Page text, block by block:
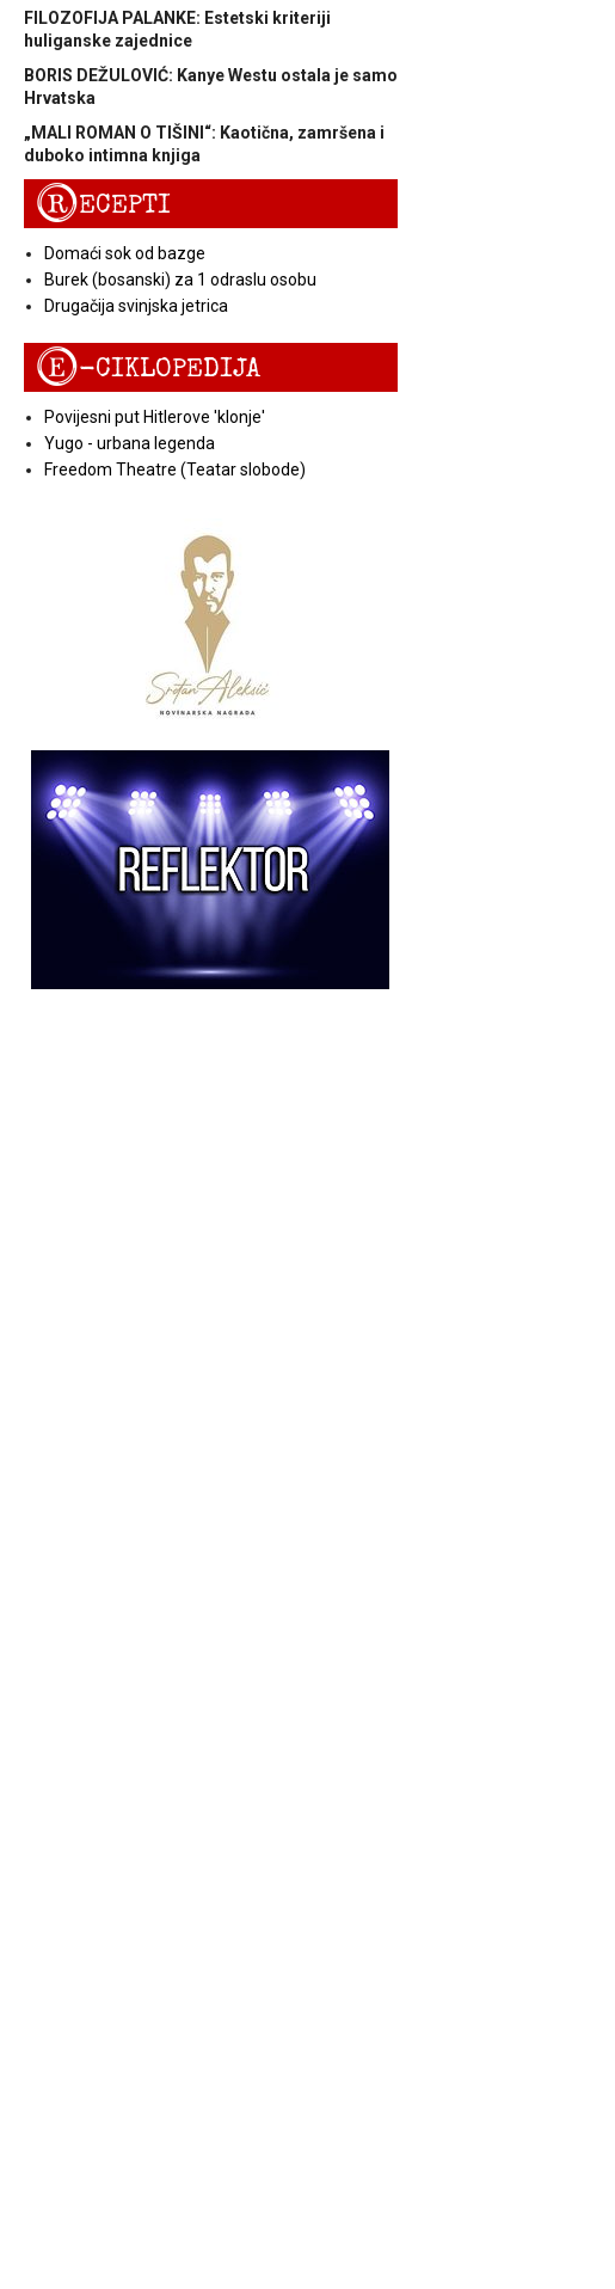
FILOZOFIJA PALANKE: Estetski kriteriji
huliganske zajednice
BORIS DEŽULOVIĆ: Kanye Westu ostala je samo
Hrvatska
„MALI ROMAN O TIŠINI“: Kaotična, zamršena i
duboko intimna knjiga
RECEPTI
Domaći sok od bazge
Burek (bosanski) za 1 odraslu osobu
Drugačija svinjska jetrica
E-CIKLOPEDIJA
Povijesni put Hitlerove 'klonje'
Yugo - urbana legenda
Freedom Theatre (Teatar slobode)